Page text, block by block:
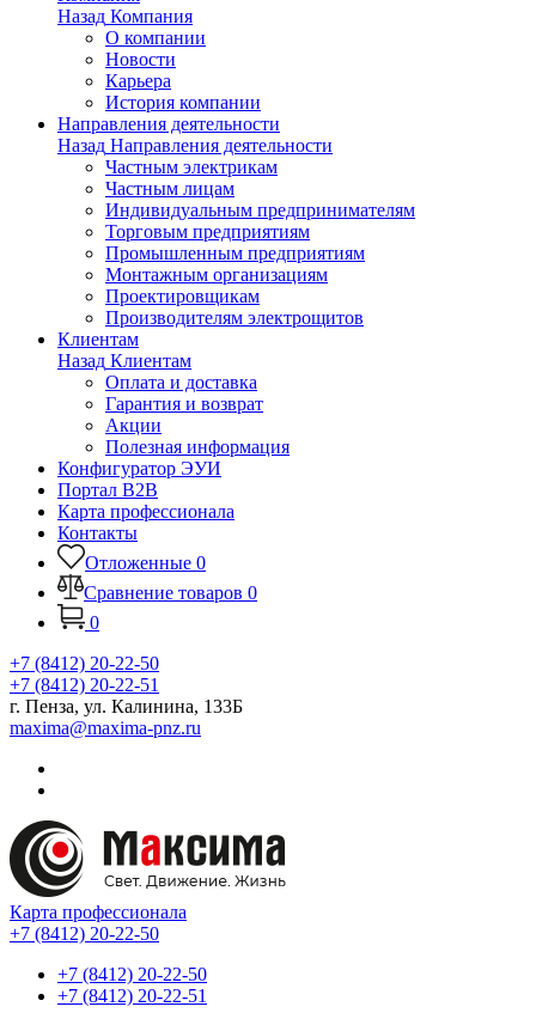
Назад Компания
О компании
Новости
Карьера
История компании
Направления деятельности
Назад Направления деятельности
Частным электрикам
Частным лицам
Индивидуальным предпринимателям
Торговым предприятиям
Промышленным предприятиям
Монтажным организациям
Проектировщикам
Производителям электрощитов
Клиентам
Назад Клиентам
Оплата и доставка
Гарантия и возврат
Акции
Полезная информация
Конфигуратор ЭУИ
Портал B2B
Карта профессионала
Контакты
Отложенные 0
Сравнение товаров 0
0
+7 (8412) 20-22-50
+7 (8412) 20-22-51
г. Пенза, ул. Калинина, 133Б
maxima@maxima-pnz.ru
Карта профессионала
+7 (8412) 20-22-50
+7 (8412) 20-22-50
+7 (8412) 20-22-51